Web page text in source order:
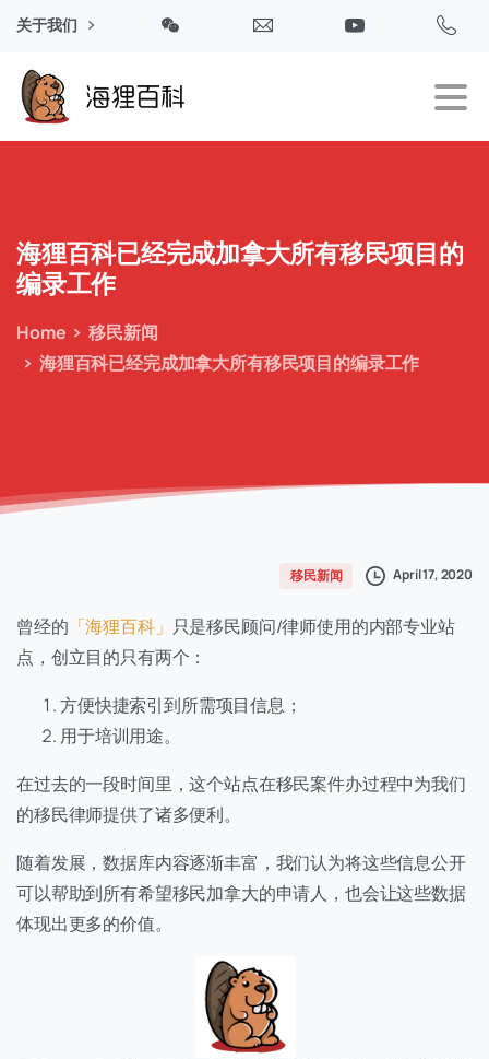
关于我们
海狸百科已经完成加拿大所有移民项目的
编录工作
Home
移民新闻
海狸百科已经完成加拿大所有移民项目的编录工作
移民新闻 April 17, 2020
曾经的 「海狸百科」 只是移民顾问/律师使用的内部专业站
点，创立目的只有两个：
方便快捷索引到所需项目信息；
用于培训用途。
在过去的一段时间里，这个站点在移民案件办过程中为我们
的移民律师提供了诸多便利。
随着发展，数据库内容逐渐丰富，我们认为将这些信息公开
可以帮助到所有希望移民加拿大的申请人，也会让这些数据
体现出更多的价值。